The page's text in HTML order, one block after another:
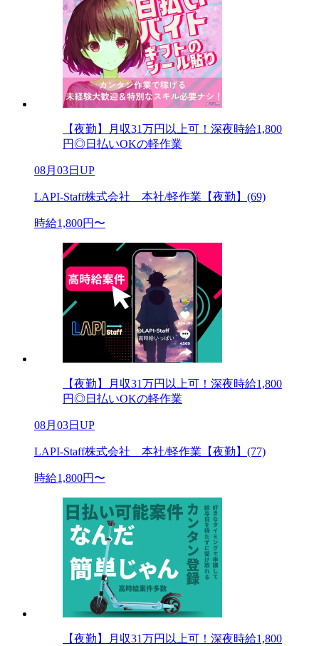
【夜勤】月収31万円以上可！深夜時給1,800
円◎日払いOKの軽作業
08月03日UP
LAPI-Staff株式会社 本社/軽作業【夜勤】(69)
時給1,800円〜
【夜勤】月収31万円以上可！深夜時給1,800
円◎日払いOKの軽作業
08月03日UP
LAPI-Staff株式会社 本社/軽作業【夜勤】(77)
時給1,800円〜
【夜勤】月収31万円以上可！深夜時給1,800